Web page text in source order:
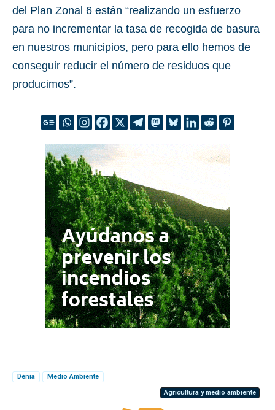
del Plan Zonal 6 están “realizando un esfuerzo
para no incrementar la tasa de recogida de basura
en nuestros municipios, pero para ello hemos de
conseguir reducir el número de residuos que
producimos”.
Dénia
Medio Ambiente
Agricultura y medio ambiente